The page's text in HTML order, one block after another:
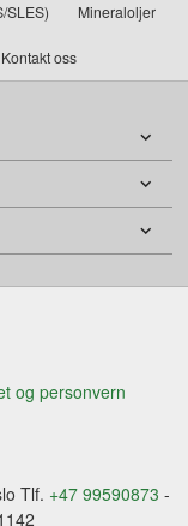
SLES) Mineraloljer
Kontakt oss
og personvern
Tlf. +47 99590873 -